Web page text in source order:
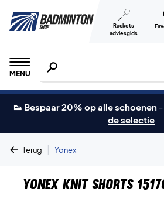
Rackets
adviesgids
MENU
Zoeken naar producten,
👟 Bespaar 20% op alle schoenen -
de selectie
Terug | Yonex
Yonex Knit Shorts